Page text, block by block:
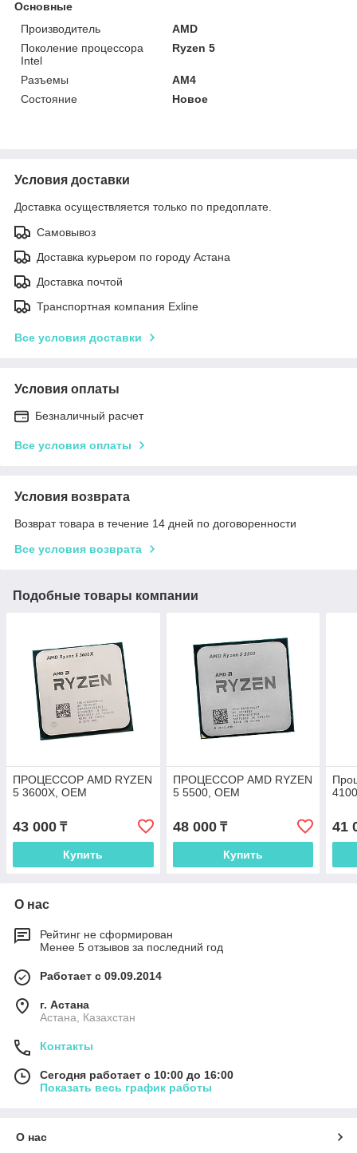
Основные
Производитель
AMD
Поколение процессора
Intel
Ryzen 5
Разъемы
AM4
Состояние
Новое
Условия доставки
Доставка осуществляется только по предоплате.
Самовывоз
Доставка курьером по городу Астана
Доставка почтой
Транспортная компания Exline
Все условия доставки
Условия оплаты
Безналичный расчет
Все условия оплаты
Условия возврата
Возврат товара в течение 14 дней по договоренности
Все условия возврата
Подобные товары компании
ПРОЦЕССОР AMD RYZEN
5 3600X, OEM
43 000 ₸
Купить
ПРОЦЕССОР AMD RYZEN
5 5500, OEM
48 000₸
Купить
41
О нас
Рейтинг не сформирован
Менее 5 отзывов за последний год
Работает с 09.09.2014
г. Астана
Астана, Казахстан
Контакты
Сегодня работает с 10:00 до 16:00
Показать весь график работы
О нас